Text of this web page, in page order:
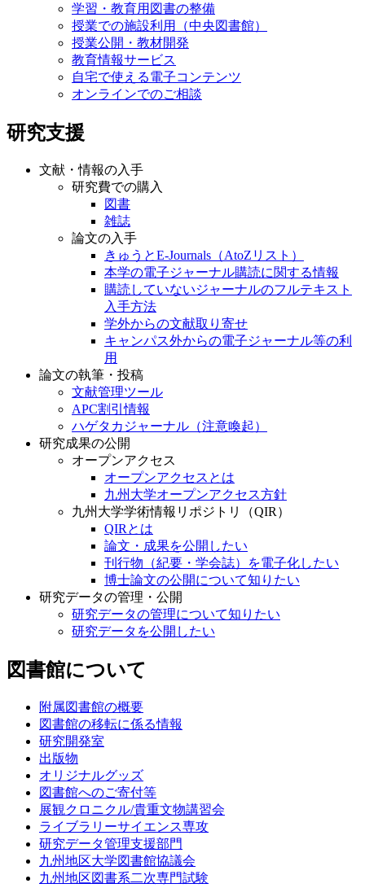
学習・教育用図書の整備
授業での施設利用（中央図書館）
授業公開・教材開発
教育情報サービス
自宅で使える電子コンテンツ
オンラインでのご相談
研究支援
文献・情報の入手
研究費での購入
図書
雑誌
論文の入手
きゅうとE-Journals（AtoZリスト）
本学の電子ジャーナル購読に関する情報
購読していないジャーナルのフルテキスト
入手方法
学外からの文献取り寄せ
キャンパス外からの電子ジャーナル等の利
用
論文の執筆・投稿
文献管理ツール
APC割引情報
ハゲタカジャーナル（注意喚起）
研究成果の公開
オープンアクセス
オープンアクセスとは
九州大学オープンアクセス方針
九州大学学術情報リポジトリ（QIR）
QIRとは
論文・成果を公開したい
刊行物（紀要・学会誌）を電子化したい
博士論文の公開について知りたい
研究データの管理・公開
研究データの管理について知りたい
研究データを公開したい
図書館について
附属図書館の概要
図書館の移転に係る情報
研究開発室
出版物
オリジナルグッズ
図書館へのご寄付等
展観クロニクル/貴重文物講習会
ライブラリーサイエンス専攻
研究データ管理支援部門
九州地区大学図書館協議会
九州地区図書系二次専門試験